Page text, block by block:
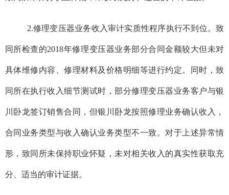
2.修理变压器业务收入审计实质性程序执行不到位。致
同所检查的2018年修理变压器业务部分合同金额较大但未对
具体维修内容、修理材料及价格明细等进行约定。同时，致
同所在执行收入细节测试时，部分修理变压器业务客户与银
川卧龙签订销售合同，但银川卧龙按照修理业务确认收入，
合同业务类型与收入确认业务类型不一致。对于上述异常情
形，致同所未保持职业怀疑，未对相关收入的真实性获取充
分、适当的审计证据。